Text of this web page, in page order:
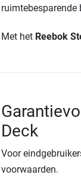
Met het Reebok
Deck
Voor
voorwaarden.